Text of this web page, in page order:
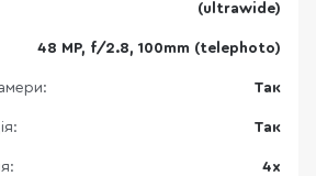
(ultrawide)
48 MP, f/2.8, 100mm (telephoto)
Так
Так
4x